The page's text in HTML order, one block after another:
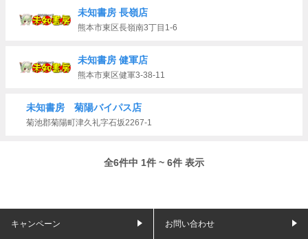
未知書房 長嶺店
熊本市東区長嶺南3丁目1-6
未知書房 健軍店
熊本市東区健軍3-38-11
未知書房 菊陽バイパス店
菊池郡菊陽町津久礼字石坂2267-1
全6件中 1件 ~ 6件 表示
キャンペーン お問い合わせ